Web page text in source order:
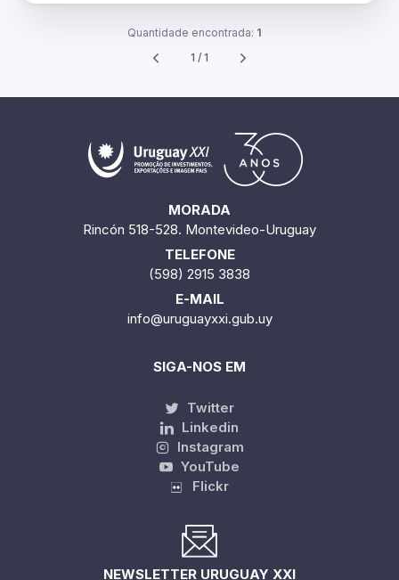
Quantidade encontrada: 1
1 / 1
MORADA
Rincón 518-528. Montevideo-Uruguay
TELEFONE
(598) 2915 3838
E-MAIL
info@uruguayxxi.gub.uy
SIGA-NOS EM
Twitter
Linkedin
Instagram
YouTube
Flickr
NEWSLETTER URUGUAY XXI